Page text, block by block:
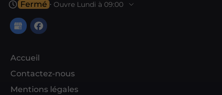
Fermé ⋅ Ouvre Lundi à 09:00
Accueil
Contactez-nous
Mentions légales